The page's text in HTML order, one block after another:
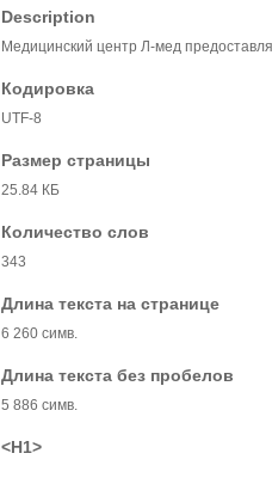
Description
Медицинский центр Л-мед
Кодировка
UTF-8
Размер страницы
25.84 КБ
Количество слов
343
Длина текста на странице
6 260 симв.
Длина текста без пробелов
5 886 симв.
<H1>